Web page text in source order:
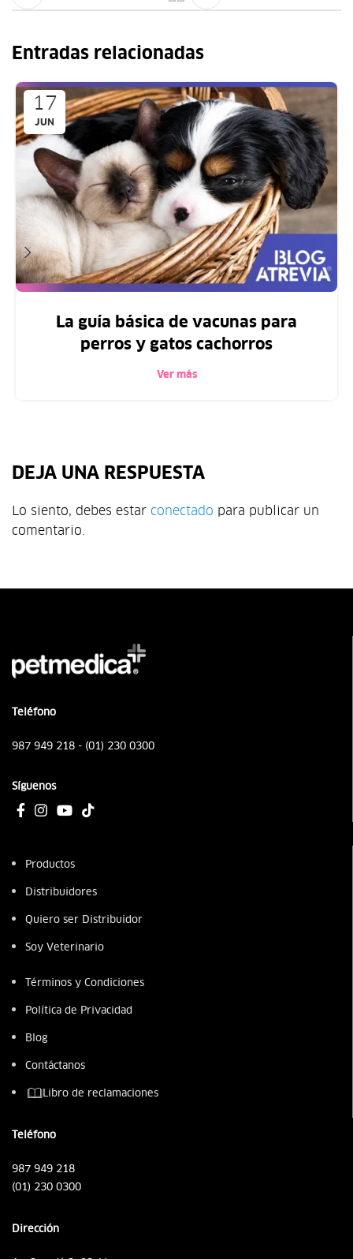
Entradas relacionadas
17
JUN
La guía básica de vacunas para
perros y gatos cachorros
Ver más
DEJA UNA RESPUESTA
Lo siento, debes estar conectado para publicar un
comentario.
Teléfono
987 949 218 - (01) 230 0300
Síguenos
Productos
Distribuidores
Quiero ser Distribuidor
Soy Veterinario
Términos y Condiciones
Política de Privacidad
Blog
Contáctanos
Libro de reclamaciones
Teléfono
987 949 218
(01) 230 0300
Dirección